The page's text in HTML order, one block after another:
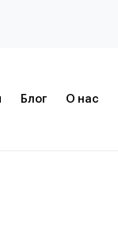
Блог О нас